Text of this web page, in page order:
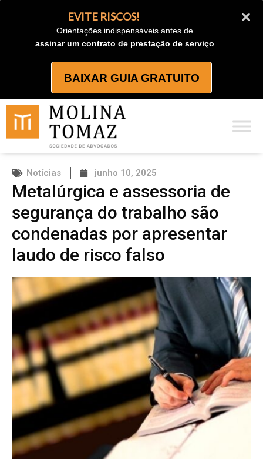
EVITE RISCOS!
Orientações indispensáveis antes de
assinar um contrato de prestação de serviço
BAIXAR GUIA GRATUITO
Notícias junho 10, 2025
Metalúrgica e assessoria de
segurança do trabalho são
condenadas por apresentar
laudo de risco falso